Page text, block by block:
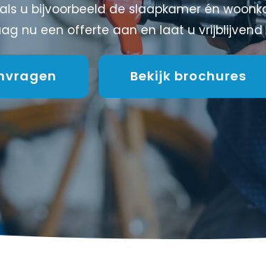
u bijvoorbeeld de slaapkamer én
nu een offerte aan en laat u vrijblijvend
Bekijk brochures